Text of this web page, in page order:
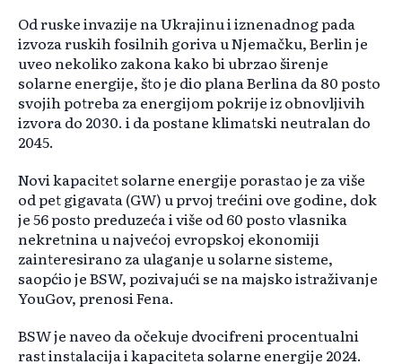
Od ruske invazije na Ukrajinu i iznenadnog pada
izvoza ruskih fosilnih goriva u Njemačku, Berlin je
uveo nekoliko zakona kako bi ubrzao širenje
solarne energije, što je dio plana Berlina da 80 posto
svojih potreba za energijom pokrije iz obnovljivih
izvora do 2030. i da postane klimatski neutralan do
2045.
Novi kapacitet solarne energije porastao je za više
od pet gigavata (GW) u prvoj trećini ove godine, dok
je 56 posto preduzeća i više od 60 posto vlasnika
nekretnina u najvećoj evropskoj ekonomiji
zainteresirano za ulaganje u solarne sisteme,
saopćio je BSW, pozivajući se na majsko istraživanje
YouGov, prenosi Fena.
BSW je naveo da očekuje dvocifreni procentualni
rast instalacija i kapaciteta solarne energije 2024.